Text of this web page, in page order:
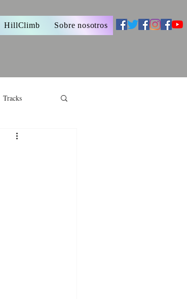
HillClimb Sobre nosotros
Tracks